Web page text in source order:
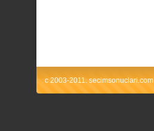
c 2003-2011. secimsonuclari.com